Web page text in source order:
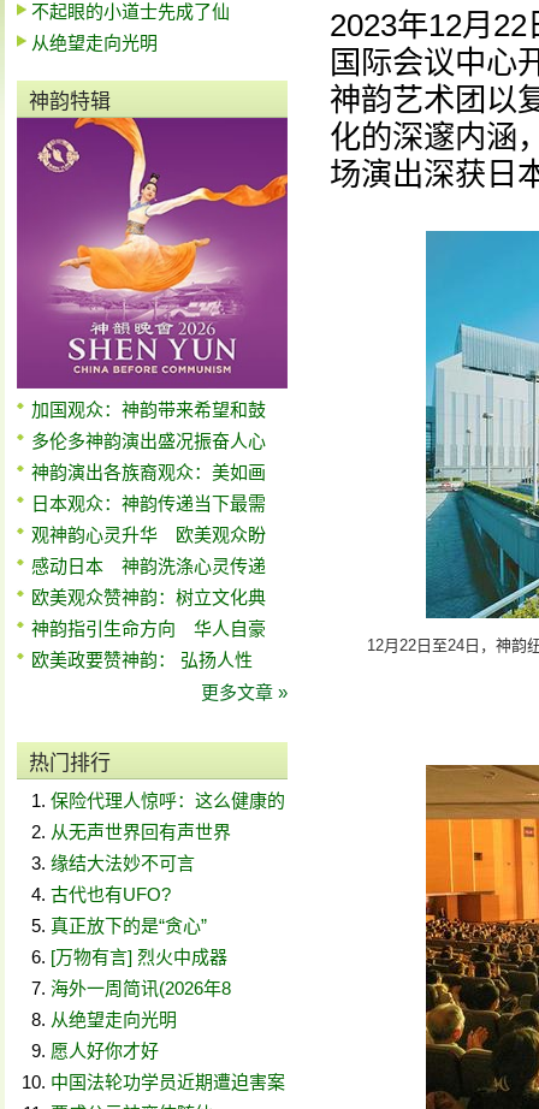
不起眼的小道士先成了仙
从绝望走向光明
神韵特辑
加国观众：神韵带来希望和鼓
多伦多神韵演出盛况振奋人心
神韵演出各族裔观众：美如画
日本观众：神韵传递当下最需
观神韵心灵升华 欧美观众盼
感动日本 神韵洗涤心灵传递
欧美观众赞神韵：树立文化典
神韵指引生命方向 华人自豪
欧美政要赞神韵： 弘扬人性
更多文章 »
热门排行
保险代理人惊呼：这么健康的
从无声世界回有声世界
缘结大法妙不可言
古代也有UFO?
真正放下的是“贪心”
[万物有言] 烈火中成器
海外一周简讯(2026年8
从绝望走向光明
愿人好你才好
中国法轮功学员近期遭迫害案
2023年12月
国际会议中心
神韵艺术团以
化的深邃内涵
场演出深获日
12月22日至24日，神韵